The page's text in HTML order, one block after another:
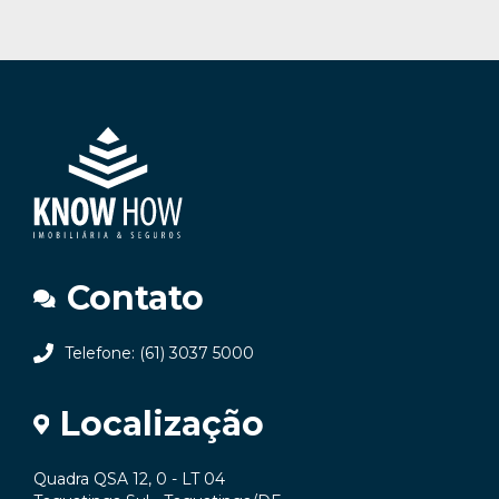
Contato
Telefone: (61) 3037 5000
Localização
Quadra QSA 12, 0 - LT 04